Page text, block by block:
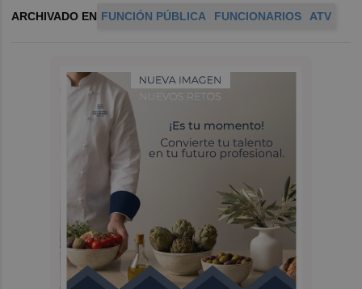
ARCHIVADO EN FUNCIÓN PÚBLICA FUNCIONARIOS ATV